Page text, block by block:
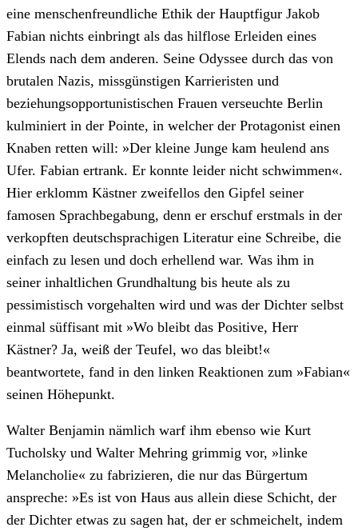
eine menschenfreundliche Ethik der Hauptfigur Jakob
Fabian nichts einbringt als das hilflose Erleiden eines
Elends nach dem anderen. Seine Odyssee durch das von
brutalen Nazis, missgünstigen Karrieristen und
beziehungsopportunistischen Frauen verseuchte Berlin
kulminiert in der Pointe, in welcher der Protagonist einen
Knaben retten will: »Der kleine Junge kam heulend ans
Ufer. Fabian ertrank. Er konnte leider nicht schwimmen«.
Hier erklomm Kästner zweifellos den Gipfel seiner
famosen Sprachbegabung, denn er erschuf erstmals in der
verkopften deutschsprachigen Literatur eine Schreibe, die
einfach zu lesen und doch erhellend war. Was ihm in
seiner inhaltlichen Grundhaltung bis heute als zu
pessimistisch vorgehalten wird und was der Dichter selbst
einmal süffisant mit »Wo bleibt das Positive, Herr
Kästner? Ja, weiß der Teufel, wo das bleibt!«
beantwortete, fand in den linken Reaktionen zum »Fabian«
seinen Höhepunkt.
Walter Benjamin nämlich warf ihm ebenso wie Kurt
Tucholsky und Walter Mehring grimmig vor, »linke
Melancholie« zu fabrizieren, die nur das Bürgertum
anspreche: »Es ist von Haus aus allein diese Schicht, der
der Dichter etwas zu sagen hat, der er schmeichelt, indem